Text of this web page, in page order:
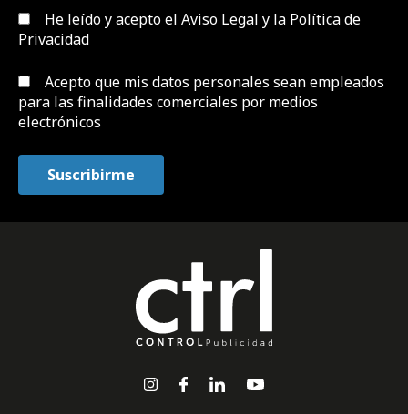
He leído y acepto el Aviso Legal y la Política de
Privacidad
Acepto que mis datos personales sean empleados
para las finalidades comerciales por medios
electrónicos